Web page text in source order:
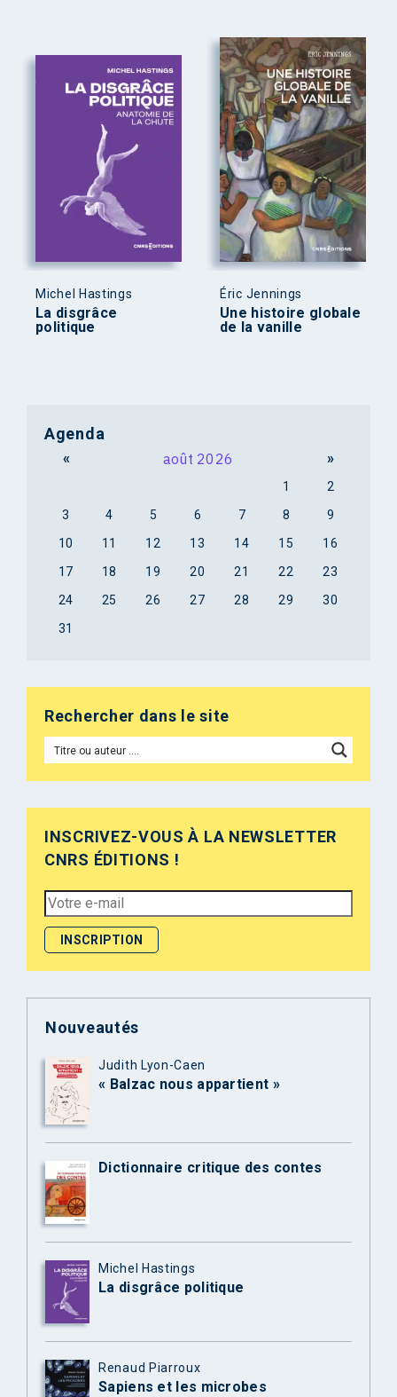
Michel Hastings
La disgrâce
politique
Éric Jennings
Une histoire globale
de la vanille
Agenda
« août 2026 »
1
2
3
4 5 6 7 8
9
10
11 12 13 14 15
16
17
18 19 20 21 22
23
24
25 26 27 28 29
30
31
Rechercher dans le site
INSCRIVEZ-VOUS À LA NEWSLETTER
CNRS ÉDITIONS !
Nouveautés
Judith Lyon-Caen
« Balzac nous appartient »
Dictionnaire critique des contes
Michel Hastings
La disgrâce politique
Renaud Piarroux
Sapiens et les microbes